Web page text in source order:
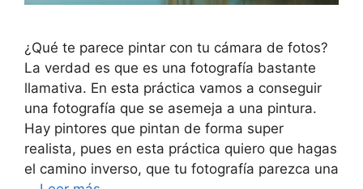
¿Qué te parece pintar con tu cámara de fotos?
La verdad es que es una fotografía bastante
llamativa. En esta práctica vamos a conseguir
una fotografía que se asemeja a una pintura.
Hay pintores que pintan de forma super
realista, pues en esta práctica quiero que hagas
el camino inverso, que tu fotografía parezca una